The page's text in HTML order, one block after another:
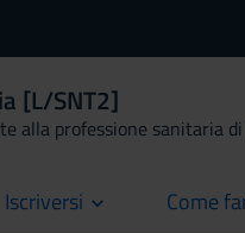
[L/SNT2]
alla professione sanitaria
Iscriversi Come
current